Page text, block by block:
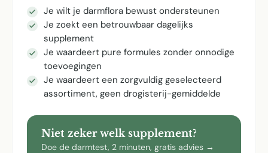
Je wilt je darmflora bewust ondersteunen
Je zoekt een betrouwbaar dagelijks
supplement
Je waardeert pure formules zonder onnodige
toevoegingen
Je waardeert een zorgvuldig geselecteerd
assortiment, geen drogisterij-gemiddelde
Niet zeker welk supplement?
Doe de darmtest, 2 minuten, gratis advies →